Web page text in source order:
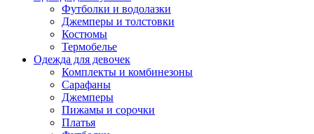
Футболки и водолазки
Джемперы и толстовки
Костюмы
Термобелье
Одежда для девочек
Комплекты и комбинезоны
Сарафаны
Джемперы
Пижамы и сорочки
Платья